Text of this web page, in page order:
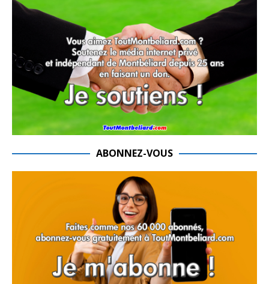
ABONNEZ-VOUS